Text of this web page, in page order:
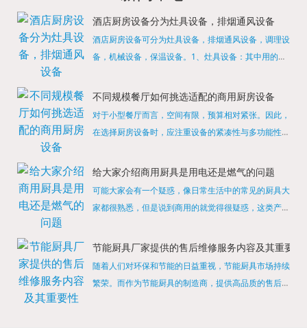
酒店厨房设备分为灶具设备，排烟通风设备
酒店厨房设备可分为灶具设备，排烟通风设备，调理设
备，机械设备，保温设备。1、灶具设备：其中用的较
缺少的，经过相关检测证明的合格设备才能进行使用，
不同规模餐厅如何挑选适配的商用厨房设备
对于小型餐厅而言，空间有限，预算相对紧张。因此，
在选择厨房设备时，应注重设备的紧凑性与多功能性。
烹饪设备，既能节省空间，又能满足多样化的烹饪需
给大家介绍商用厨具是用电还是燃气的问题
可能大家会有一个疑惑，像日常生活中的常见的厨具大
家都很熟悉，但是说到商用的就觉得很疑惑，这类产品
店用的就是商用的吗?还真别说，真被大家猜对了，这
节能厨具厂家提供的售后维修服务内容及其重要性
随着人们对环保和节能的日益重视，节能厨具市场持续
繁荣。而作为节能厨具的制造商，提供高品质的售后维